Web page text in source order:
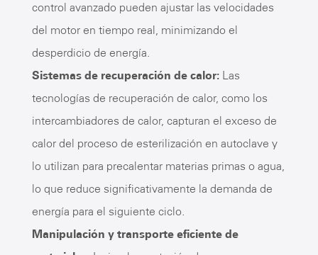
control avanzado pueden ajustar las velocidades
del motor en tiempo real, minimizando el
desperdicio de energía.
Sistemas de recuperación de calor: Las
tecnologías de recuperación de calor, como los
intercambiadores de calor, capturan el exceso de
calor del proceso de esterilización en autoclave y
lo utilizan para precalentar materias primas o agua,
lo que reduce significativamente la demanda de
energía para el siguiente ciclo.
Manipulación y transporte eficiente de